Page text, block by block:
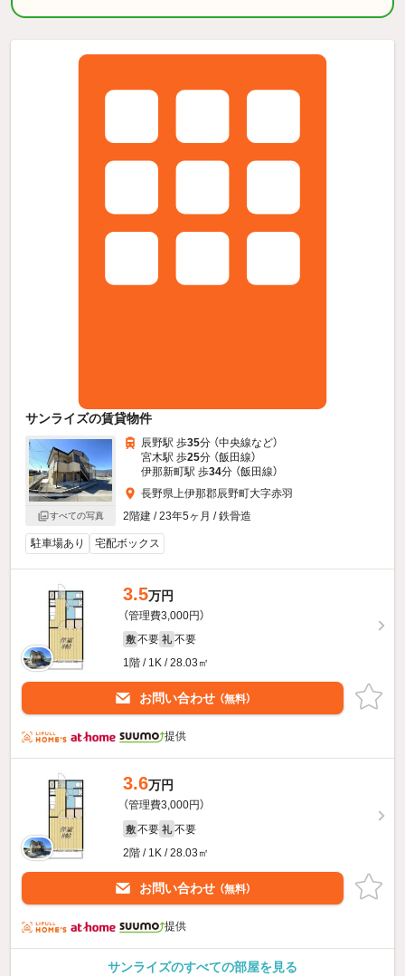
サンライズの賃貸物件
すべての写真
辰野駅 歩35分 （中央線など）
宮木駅 歩25分 （飯田線）
伊那新町駅 歩34分 （飯田線）
長野県上伊那郡辰野町大字赤羽
2階建 / 23年5ヶ月 / 鉄骨造
駐車場あり 宅配ボックス
3.5万円
（管理費3,000円）
敷 不要 礼 不要
1階 / 1K / 28.03㎡
お問い合わせ （無料）
提供
3.6万円
（管理費3,000円）
敷 不要 礼 不要
2階 / 1K / 28.03㎡
お問い合わせ （無料）
提供
サンライズのすべての部屋を見る